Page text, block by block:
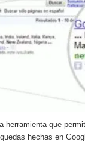
herramienta que
hechas en